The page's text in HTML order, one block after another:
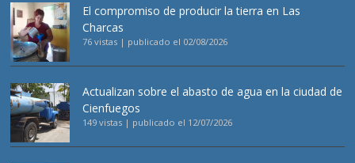
El compromiso de producir la tierra en Las
Charcas
76 vistas | publicado el 02/08/2026
Actualizan sobre el abasto de agua en la ciudad de
Cienfuegos
149 vistas | publicado el 12/07/2026